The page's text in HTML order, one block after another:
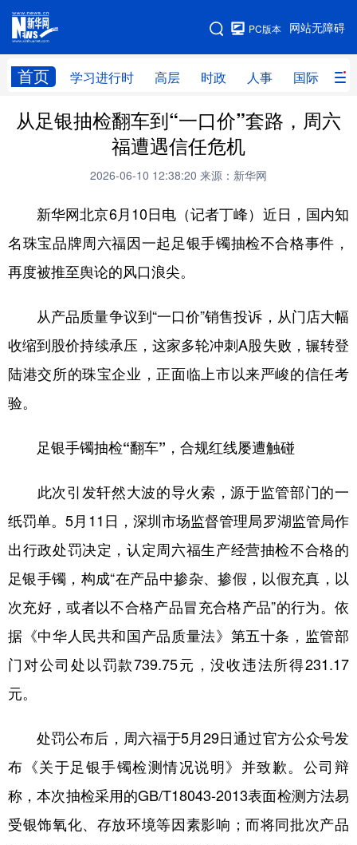
网站无障碍
PC版本
首页 学习进行时 高层 时政 人事 国际 财
网站地图
学习进行时 高层 时政 人事
财经 网评
科技 科创 量子 体育
文化 书画 健康 军事
法律 中央文件 金融 汽车
食品 人居 信息化 数字经济
彩票 娱乐 时尚 悦读
公益 一带一路 亚太网 上市公司
文化产业
地方频道
北京 天津 河北 山西
陕西 甘肃 青海 宁夏
从足银抽检翻车到“一口价”套路，周六
福遭遇信任危机
2026-06-10 12:38:20 来源：新华网
新华网北京6月10日电（记者丁峰）近日，国内知
名珠宝品牌周六福因一起足银手镯抽检不合格事件，
再度被推至舆论的风口浪尖。
从产品质量争议到“一口价”销售投诉，从门店大幅
收缩到股价持续承压，这家多轮冲刺A股失败，辗转登
陆港交所的珠宝企业，正面临上市以来严峻的信任考
验。
足银手镯抽检“翻车”，合规红线屡遭触碰
此次引发轩然大波的导火索，源于监管部门的一
纸罚单。5月11日，深圳市场监督管理局罗湖监管局作
出行政处罚决定，认定周六福生产经营抽检不合格的
足银手镯，构成“在产品中掺杂、掺假，以假充真，以
次充好，或者以不合格产品冒充合格产品”的行为。依
据《中华人民共和国产品质量法》第五十条，监管部
门对公司处以罚款739.75元，没收违法所得231.17
元。
处罚公布后，周六福于5月29日通过官方公众号发
布《关于足银手镯检测情况说明》并致歉。公司辩
称，本次抽检采用的GB/T18043-2013表面检测方法易
受银饰氧化、存放环境等因素影响；而将同批次产品